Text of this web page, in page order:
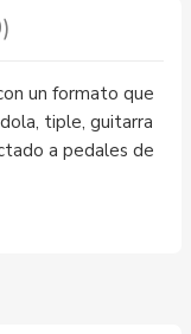
un formato que
tiple, guitarra
a pedales de